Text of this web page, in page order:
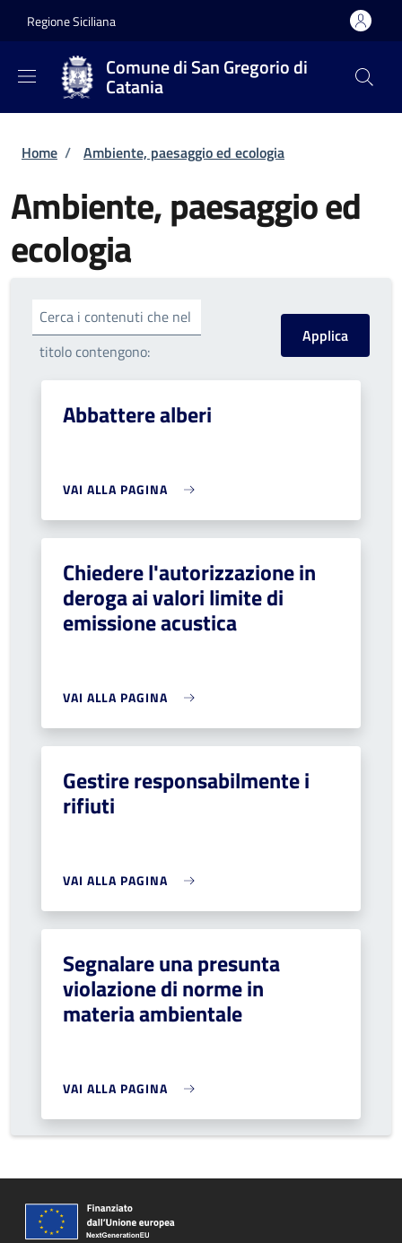
Regione Siciliana
Comune di San Gregorio di
Catania
Briciole di pane
Home / Ambiente, paesaggio ed ecologia
Ambiente, paesaggio ed
ecologia
Cerca i contenuti che nel
titolo contengono:
Abbattere alberi
VAI ALLA PAGINA
Chiedere l'autorizzazione in
deroga ai valori limite di
emissione acustica
VAI ALLA PAGINA
Gestire responsabilmente i
rifiuti
VAI ALLA PAGINA
Segnalare una presunta
violazione di norme in
materia ambientale
VAI ALLA PAGINA